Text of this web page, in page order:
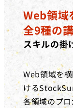
Web領域
全9種の
スキルの掛
Web領域を
ける
各領域のプ